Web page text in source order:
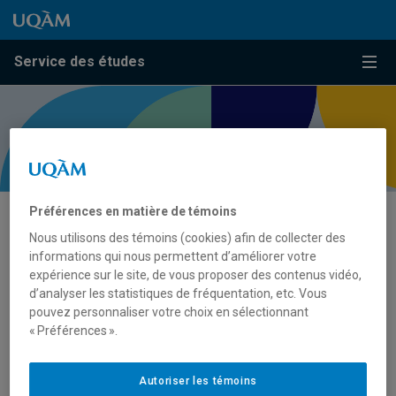
Passer au contenu
Accéder au menu principal
Accéder à la recherche
Passer au contenu
Accéder au menu principal
Service des études
Présentation
Procédures et règlements
FAQ
Ressources
Entente d’évaluation
Préférences en matière de témoins
Nous utilisons des témoins (cookies) afin de collecter des
informations qui nous permettent d’améliorer votre
expérience sur le site, de vous proposer des contenus vidéo,
d’analyser les statistiques de fréquentation, etc. Vous
pouvez personnaliser votre choix en sélectionnant
« Préférences ».
Autoriser les témoins